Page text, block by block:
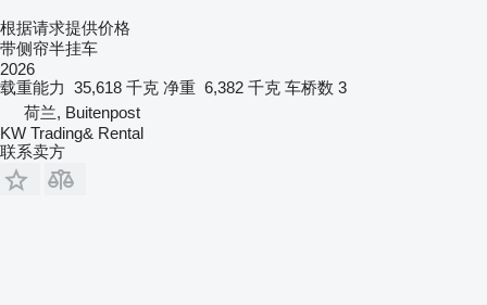
根据请求提供价格
带侧帘半挂车
2026
载重能力 35,618 千克 净重 6,382 千克 车桥数 3
荷兰, Buitenpost
KW Trading& Rental
联系卖方